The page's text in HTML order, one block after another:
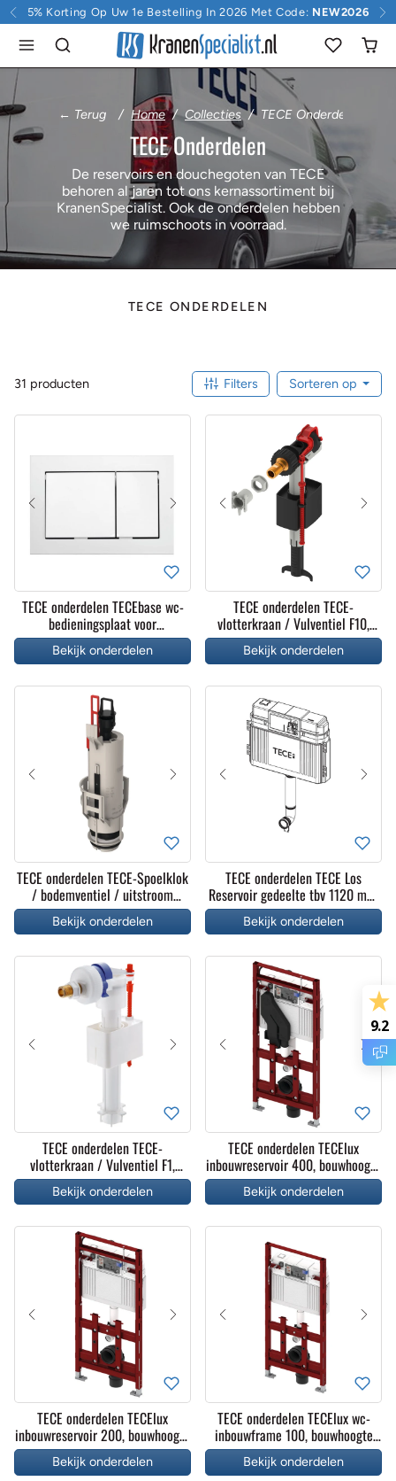
Doorgaan naar inhoud
5% Korting Op Uw 1e Bestelling In 2026 Met Code: NEW2026
← Terug Home Collecties TECE Onderdelen
TECE Onderdelen
De reservoirs en douchegoten van TECE
behoren al jaren tot ons kernassortiment bij
KranenSpecialist. Ook de onderdelen hebben
we ruimschoots in voorraad.
TECE ONDERDELEN
31 producten Filters Sorteren op
TECE onderdelen TECEbase wc-
bedieningsplaat voor
duospoeltechniek
Bekijk onderdelen
TECE onderdelen TECE-
vlotterkraan / Vulventiel F10,
compleet
Bekijk onderdelen
TECE onderdelen TECE-Spoelklok
/ bodemventiel / uitstroom
mechanischme A2, compleet
Bekijk onderdelen
TECE onderdelen TECE Los
Reservoir gedeelte tbv 1120 mm,
frontbediening compleet
Bekijk onderdelen
TECE onderdelen TECE-
vlotterkraan / Vulventiel F1,
compleet
Bekijk onderdelen
TECE onderdelen TECElux
inbouwreservoir 400, bouwhoogte
1120 mm, achteraf in hoogte
verstelbaar, met geurafzuiging
Bekijk onderdelen
TECE onderdelen TECElux
inbouwreservoir 200, bouwhoogte
1120 mm, achteraf in hoogte
verstelbaar
Bekijk onderdelen
TECE onderdelen TECElux wc-
inbouwframe 100, bouwhoogte
1120 mm
Bekijk onderdelen
9.2